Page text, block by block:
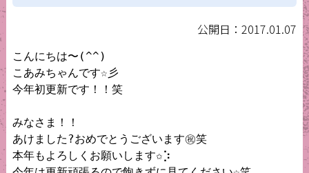
公開日：2017.01.07
こんにちは〜(^^)
こあみちゃんです☆彡
今年初更新です！！笑
みなさま！！
あけました?おめでとうございます㊗️笑
本年もよろしくお願いします✩︎⡱